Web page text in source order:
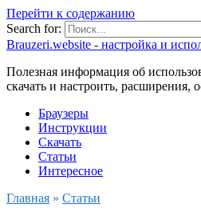
Перейти к содержанию
Search for:
Brauzeri.website - настройка и
Полезная информация об
скачать и настроить, расширения,
Браузеры
Инструкции
Скачать
Статьи
Интересное
Главная » Статьи